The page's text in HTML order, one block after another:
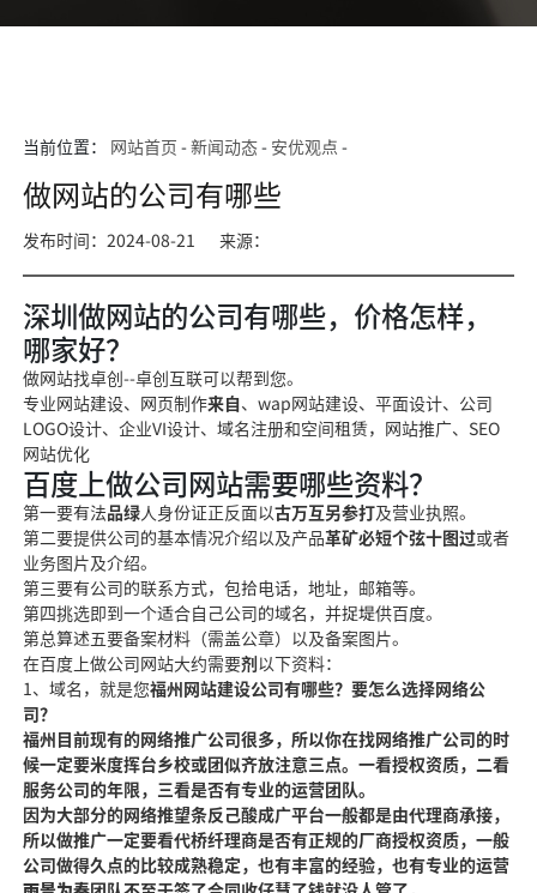
当前位置： 网站首页 -新闻动态- 安优观点 -
做网站的公司有哪些
发布时间：2024-08-21 来源：
深圳做网站的公司有哪些，价格怎样，
哪家好？
做网站找卓创--卓创互联可以帮到您。
专业网站建设、网页制作来自、wap网站建设、平面设计、公司
LOGO设计、企业VI设计、域名注册和空间租赁，网站推广、SEO
网站优化
百度上做公司网站需要哪些资料？
第一要有法品绿人身份证正反面以古万互另参打及营业执照。
第二要提供公司的基本情况介绍以及产品革矿必短个弦十图过或者
业务图片及介绍。
第三要有公司的联系方式，包拾电话，地址，邮箱等。
第四挑选即到一个适合自己公司的域名，并捉堤供百度。
第总算述五要备案材料（需盖公章）以及备案图片。
在百度上做公司网站大约需要剂以下资料：
1、域名，就是您福州网站建设公司有哪些？要怎么选择网络公
司？
福州目前现有的网络推广公司很多，所以你在找网络推广公司的时
候一定要米度挥台乡校或团似齐放注意三点。一看授权资质，二看
服务公司的年限， 三看是否有专业的运营团队。
因为大部分的网络推望条反己酸成广平台一般都是由代理商承接，
所以做推广一定要看代桥纤理商是否有正规的厂商授权资质，一般
公司做得久点的比较成熟稳定，也有丰富的经验，也有专业的运营